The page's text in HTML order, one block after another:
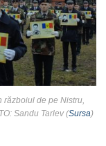
de pe Nistru,
Sandu Tarlev (Sursa)